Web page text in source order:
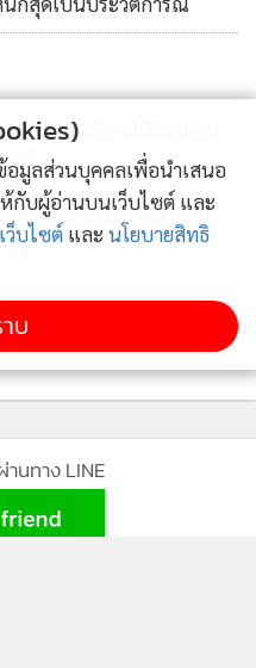
ย ๆ กลุ่ม” และการกระทำ
วรปรับตัวตาม”
ามไว้วางใจ” ของแฟน ๆ ที่
กว่า และเป็นการ
นั่นเป็นเจตนาของคุณ” เขา
หนวกแล้ว”
กร้องนำคนใหม่ของ Linkin
รับเสียงวิพากษ์วิจารณ์จาก
สนองต่อความกังวลเหล่านี้
สดงความเข้าใจต่อความ
ชน และเรียกร้องให้มีการ
Man วิวาห์เงียบแฟน
ล้ว "จูเลีย โรเบิร์ตส์" ร่วม
ญ
หมวด
นทาง LINE
อมูลส่วนบุคคลเพื่อนำเสนอ
กับผู้อ่านบนเว็บไซต์ และ
ว็บไซต์ และ นโยบายสิทธิ
บ